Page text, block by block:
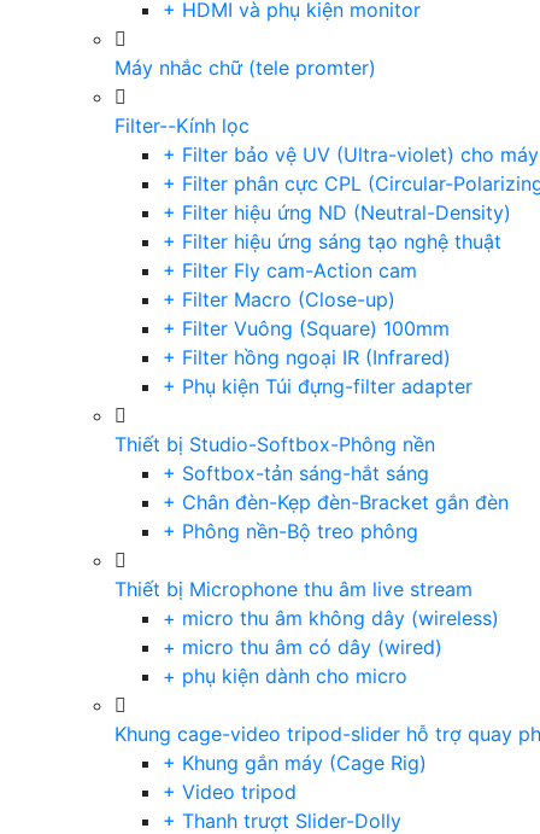
+ HDMI và phụ kiện monitor
Máy nhắc chữ (tele promter)
Filter--Kính lọc
+ Filter bảo vệ UV (Ultra-violet) cho
+ Filter phân cực CPL (Circular-
+ Filter hiệu ứng ND (Neutral-Density)
+ Filter hiệu ứng sáng tạo nghệ thuật
+ Filter Fly cam-Action cam
+ Filter Macro (Close-up)
+ Filter Vuông (Square) 100mm
+ Filter hồng ngoại IR (Infrared)
+ Phụ kiện Túi đựng-filter adapter
Thiết bị Studio-Softbox-Phông nền
+ Softbox-tản sáng-hắt sáng
+ Chân đèn-Kẹp đèn-Bracket gắn đèn
+ Phông nền-Bộ treo phông
Thiết bị Microphone thu âm live stream
+ micro thu âm không dây (wireless)
+ micro thu âm có dây (wired)
+ phụ kiện dành cho micro
Khung cage-video tripod-slider hỗ trợ quay
+ Khung gắn máy (Cage Rig)
+ Video tripod
+ Thanh trượt Slider-Dolly